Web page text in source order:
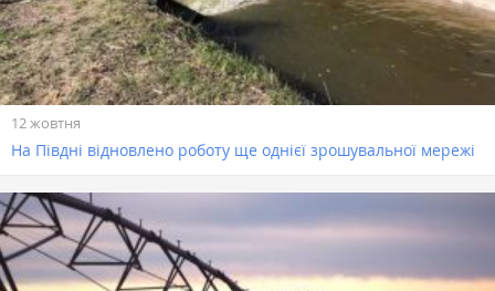
12 жовтня
На Півдні відновлено роботу ще однієї зрошувальної мережі